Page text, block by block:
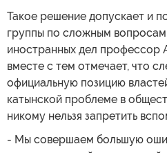
Такое решение допускает и
группы по сложным
иностранных дел профессор
вместе с тем отмечает, что
официальную позицию
катынской проблеме в
никому нельзя запретить
- Мы совершаем большую